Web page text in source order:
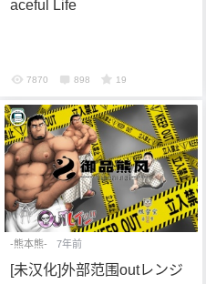
aceful Life
7870 898 19
-熊本熊- 7年前
[未汉化]外部范围outレンジ